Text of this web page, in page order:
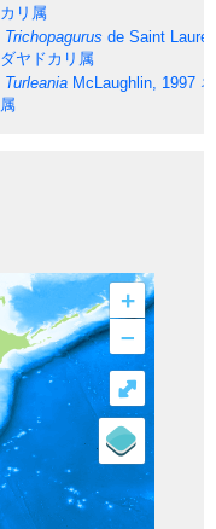
カリ属
Trichopagurus de Saint
ダヤドカリ属
Turleania McLaughlin, 1997
属
+
–
⤢